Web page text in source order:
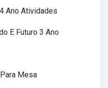
Ano Atividades
E Futuro 3 Ano
Mesa